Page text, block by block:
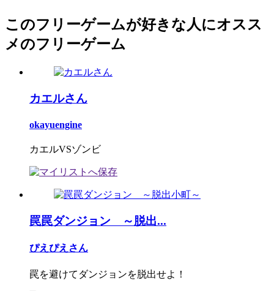
このフリーゲームが好きな人にオスス
メのフリーゲーム
カエルさん
okayuengine
カエルVSゾンビ
罠罠ダンジョン ～脱出...
ぴえぴえさん
罠を避けてダンジョンを脱出せよ！